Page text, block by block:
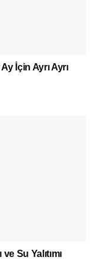
İçin Ayrı Ayrı
Su Yalıtımı